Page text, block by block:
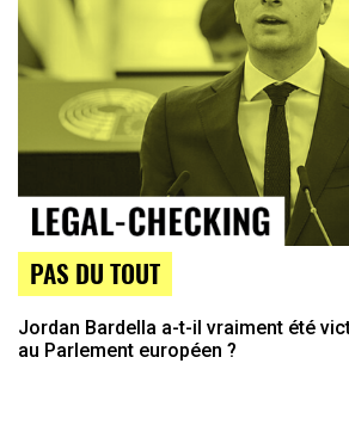
PAS DU TOUT
Jordan Bardella a-t-il vraiment été
au Parlement européen ?